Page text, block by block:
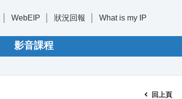
WebEIP 狀況回報 What is my IP
影音課程
回上頁